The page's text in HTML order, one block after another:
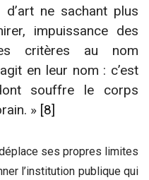
ne sachant plus
impuissance des
critères au nom
en leur nom : c’est
souffre le corps
» [8]
ses propres limites
l’institution publique qui